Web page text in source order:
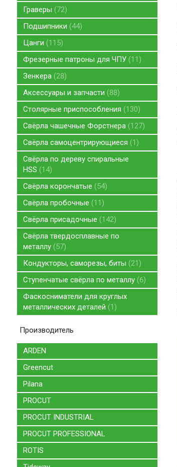
Граверы
72
Подшипники
44
Цанги
115
Фрезерные патроны для ЧПУ 11
Зенкера 28
Аксессуары и запчасти
88
Столярные приспособления
130
Свёрла чашечные Форстнера 127
Свёрла самоцентрирующиеся
1
Свёрла по дереву спиральные
HSS
14
Свёрла корончатые
54
Свёрла пробочные
11
Свёрла присадочные
142
Свёрла твердосплавные по
металлу 57
Кондукторы, саморезы, биты 21
Ступенчатые свёрла по металлу 6
Фаскосниматели для круглых
металлических деталей
1
Производитель
ARDEN
Greencut
Pilana
PROCUT
PROCUT INDUSTRIAL
PROCUT PROFESSIONAL
ROTIS